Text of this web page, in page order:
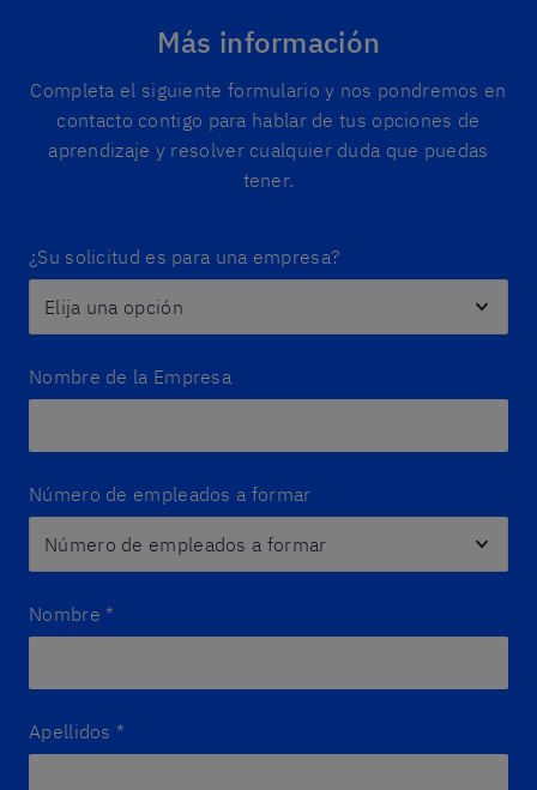
Más información
Completa el siguiente formulario y nos pondremos en
contacto contigo para hablar de tus opciones de
aprendizaje y resolver cualquier duda que puedas
tener.
¿Su solicitud es para una empresa?
Nombre de la Empresa
Número de empleados a formar
Nombre *
Apellidos *